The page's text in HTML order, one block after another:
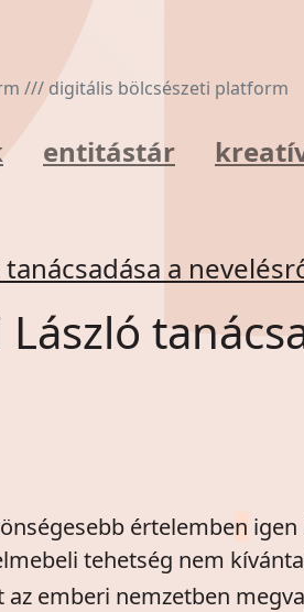
/// digitális bölcsészeti platform
entitástár
a
értelemben igen
tehetség nem
az emberi nemzetben